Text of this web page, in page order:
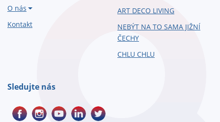
O nás
Kontakt
ART DECO LIVING
NEBÝT NA TO SAMA JIŽNÍ
ČECHY
CHLU CHLU
Sledujte nás